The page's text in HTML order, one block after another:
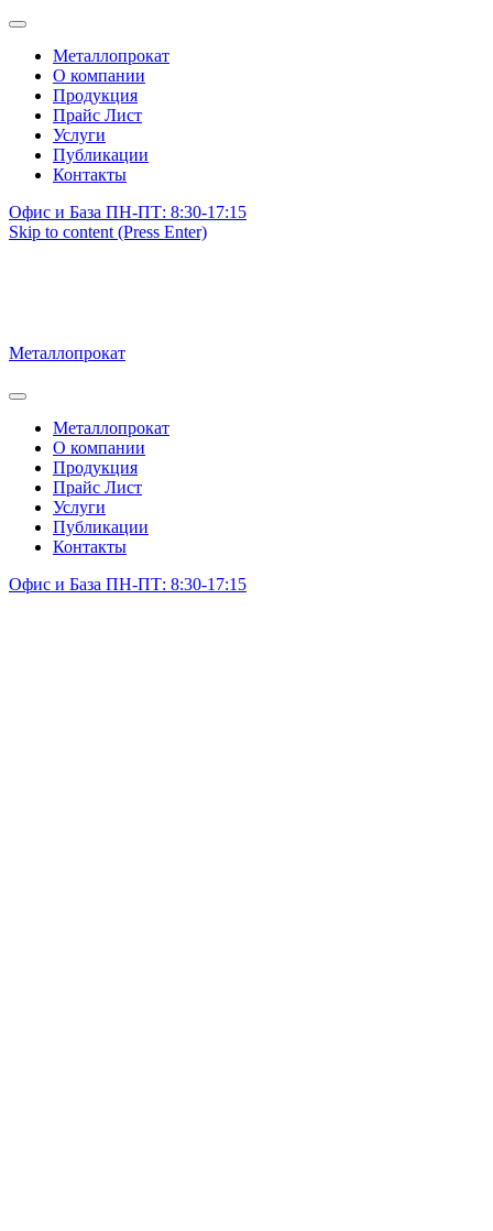
Металлопрокат
О компании
Продукция
Прайс Лист
Услуги
Публикации
Контакты
Офис и База ПН-ПТ: 8:30-17:15
Skip to content (Press Enter)
Металлопрокат
Металлопрокат
О компании
Продукция
Прайс Лист
Услуги
Публикации
Контакты
Офис и База ПН-ПТ: 8:30-17:15